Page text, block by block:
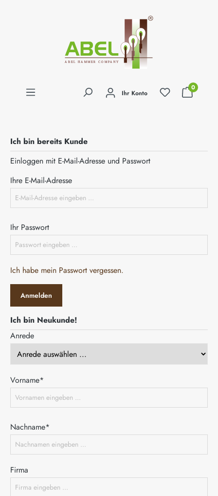
Ihr Konto
0
Ich bin bereits Kunde
Einloggen mit E-Mail-Adresse und Passwort
Ihre E-Mail-Adresse
Ihr Passwort
Ich habe mein Passwort vergessen.
Anmelden
Ich bin Neukunde!
Persönliche Informationen
Anrede
Vorname*
Nachname*
Firma